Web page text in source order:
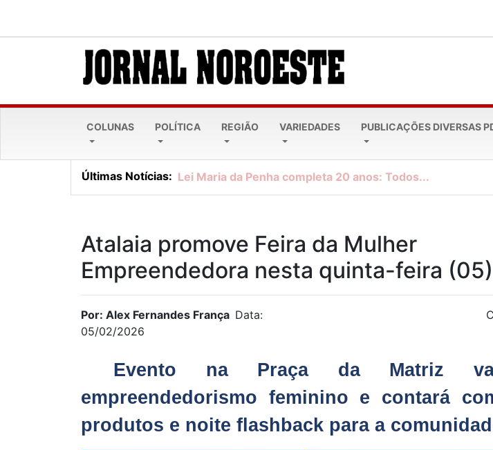
COLUNAS POLÍTICA REGIÃO VARIEDADES PUBLICAÇÕES DIVERSAS
Últimas Notícias: Lei Maria da Penha completa 20 anos: Todos...
Atalaia promove Feira da Mulher
Empreendedora nesta quinta-feira (05)
Por: Alex Fernandes França Data:
05/02/2026
Evento na Praça da Matriz
empreendedorismo feminino e contará
produtos e noite flashback para a